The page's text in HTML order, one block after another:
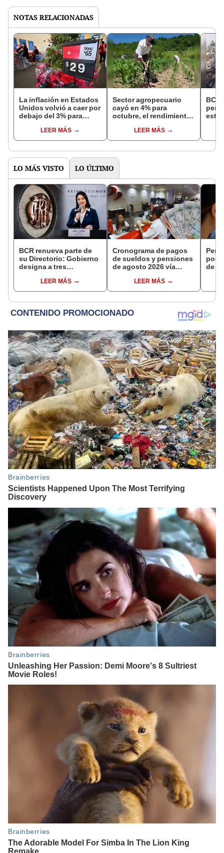
NOTAS RELACIONADAS
La inflación en Estados
Unidos volvió a caer por
debajo del 3% para
LEER MÁS
Sector agropecuario
cayó en 4% para
octubre, el rendimiento
LEER MÁS
este
LO MÁS VISTO LO ÚLTIMO
BCR renueva parte de
su Directorio: Gobierno
designa a tres
EjecutivoLEER MÁS
Cronograma de pagos
de sueldos y pensiones
de agosto 2026 vía
conoce las fechas de
depósito
LEER MÁS
de